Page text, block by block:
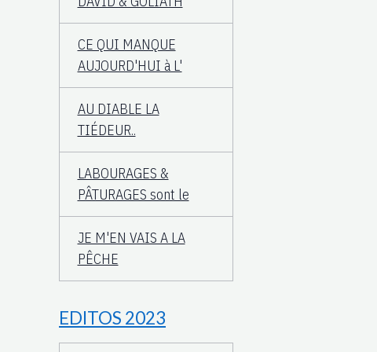
CE QUI MANQUE
AUJOURD'HUI à L'
AU DIABLE LA
TIÉDEUR..
LABOURAGES &
PÂTURAGES sont le
JE M'EN VAIS A LA
PÊCHE
EDITOS 2023